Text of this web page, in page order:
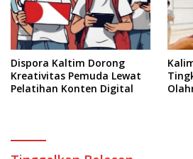
Dispora Kaltim Dorong
Kreativitas Pemuda Lewat
Pelatihan Konten Digital